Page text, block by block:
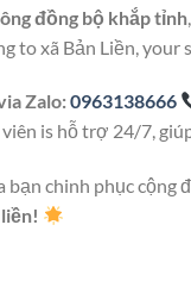
đồng bộ khắp tỉnh
to xã Bản Liền, your
Zalo:0963138666
is hỗ trợ 24/7,
bạn chinh phục cộng